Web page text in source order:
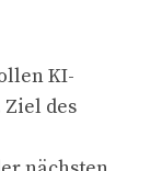
KI-
des